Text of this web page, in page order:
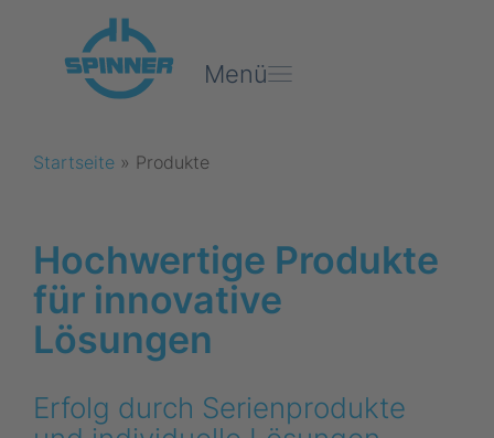
Menü
Startseite » Produkte
Hochwertige Produkte
für innovative
Lösungen
Erfolg durch Serienprodukte